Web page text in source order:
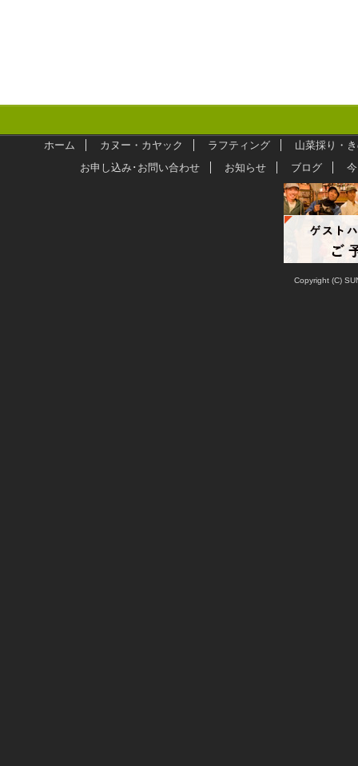
ホーム カヌー・カヤック ラフティング
山菜採り・
お申し込み･お問い合わせ
お知らせ ブログ
Copyright (C)